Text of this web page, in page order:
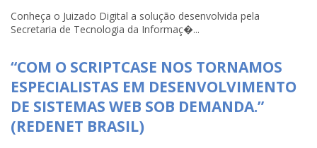
Conheça o Juizado Digital a solução desenvolvida pela
Secretaria de Tecnologia da Informaç�...
“COM O SCRIPTCASE NOS TORNAMOS
ESPECIALISTAS EM DESENVOLVIMENTO
DE SISTEMAS WEB SOB DEMANDA.”
(REDENET BRASIL)